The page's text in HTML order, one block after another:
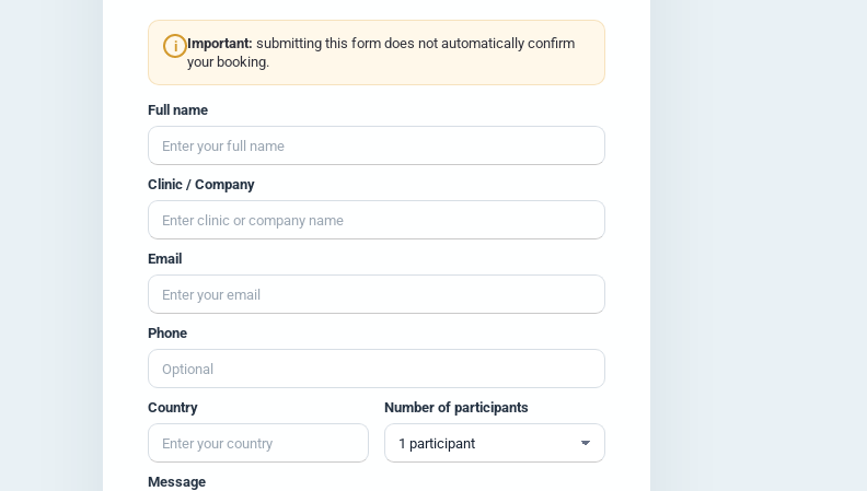
i Important: submitting this form does not automatically confirm
your booking.
Full name
Clinic / Company
Email
Phone
Country Number of participants
Message